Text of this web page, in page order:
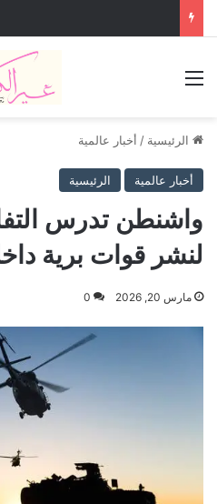
الرئيسية / أخبار عالمية
أخبار عالمية الرئيسية
واشنطن تدرس
لنشر قوات برية
مارس 20, 2026 0